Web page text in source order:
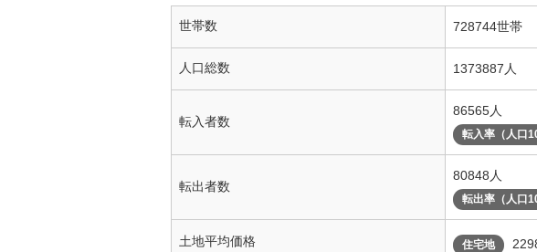
世帯数 728744世帯
人口総数 1373887人
転入者数
86565人
転入率（人口
転出者数
80848人
転出率（人口
土地平均価格 住宅地